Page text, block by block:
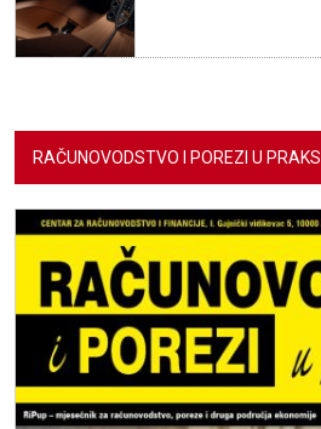
RAČUNOVODSTVO I POREZI U PRAKSI